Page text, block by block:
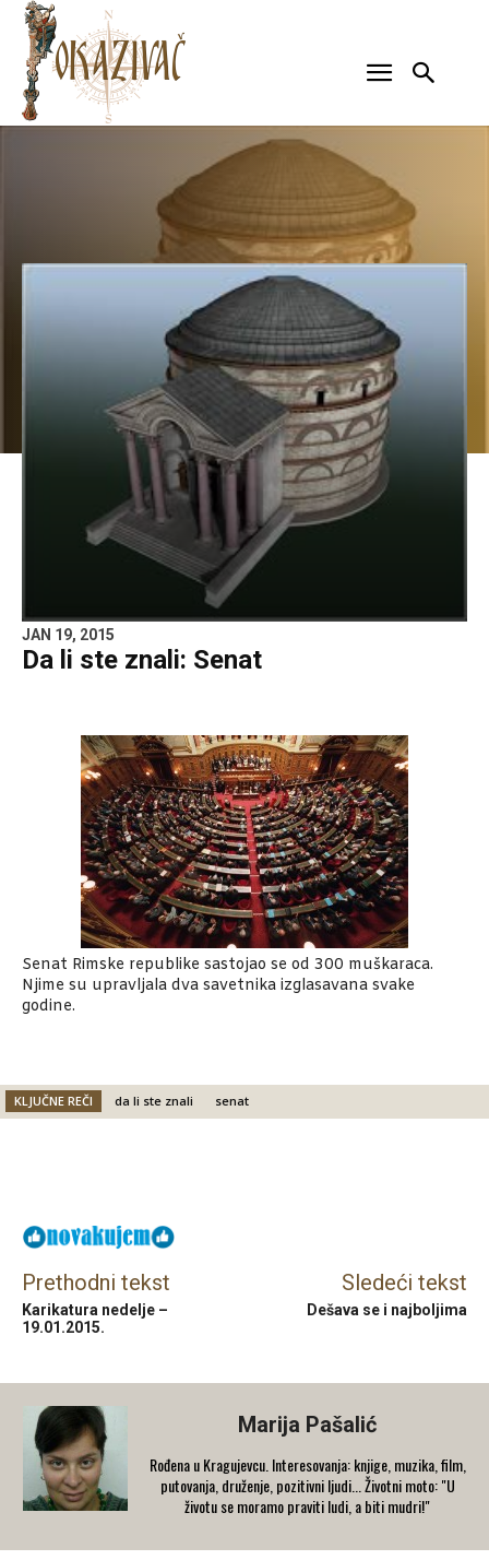
JAN 19, 2015
Da li ste znali: Senat
Senat Rimske republike sastojao se od 300 muškaraca.
Njime su upravljala dva savetnika izglasavana svake
godine.
KLJUČNE REČI da li ste znali senat
Prethodni tekst
Karikatura nedelje –
19.01.2015.
Sledeći tekst
Dešava se i najboljima
Marija Pašalić
​Rođena u Kragujevcu. Interesovanja: knjige, muzika, film,
putovanja, druženje, pozitivni ljudi... Životni moto: "U
životu se moramo praviti ludi, a biti mudri!"